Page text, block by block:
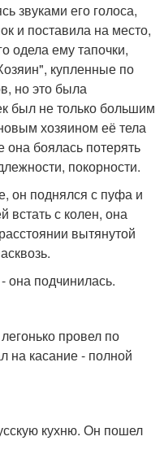
звуками его голоса,
и поставила на место,
одела ему тапочки,
купленные по
но это была
был не только большим
хозяином её тела
она боялась потерять
покорности.
он поднялся с пуфа и
встать с колен, она
вытянутой
она подчинилась.
провел по
на касание - полной
кухню. Он пошел